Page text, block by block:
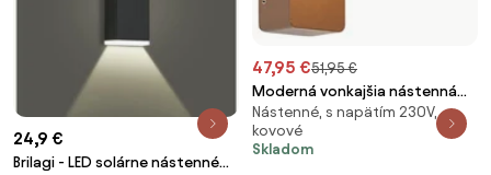
24,9 €
Brilagi - LED solárne nástenné
47,95 €51,95 €
Moderná vonkajšia nástenná
lampa hrdzavohnedá vrátane
LED IP54 - Esmee
Nástenné, s napätím 230V,
kovové
Skladom